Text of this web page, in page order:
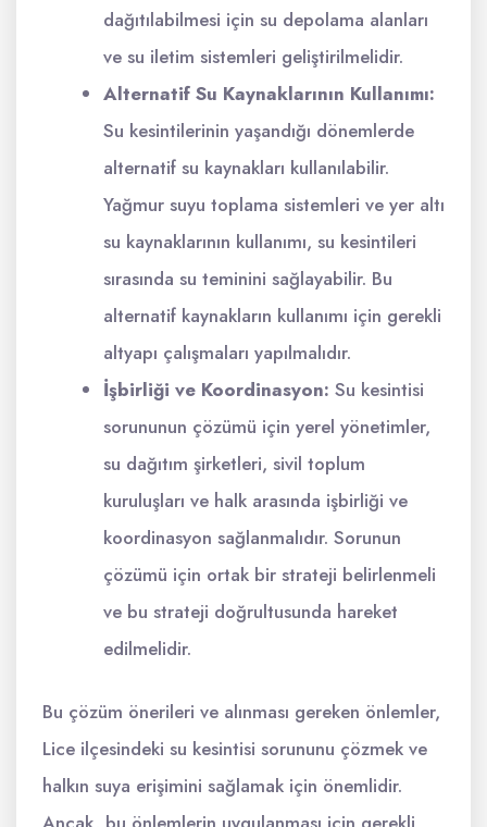
dağıtılabilmesi için su depolama alanları
ve su iletim sistemleri geliştirilmelidir.
Alternatif Su Kaynaklarının Kullanımı:
Su kesintilerinin yaşandığı dönemlerde
alternatif su kaynakları kullanılabilir.
Yağmur suyu toplama sistemleri ve yer altı
su kaynaklarının kullanımı, su kesintileri
sırasında su teminini sağlayabilir. Bu
alternatif kaynakların kullanımı için gerekli
altyapı çalışmaları yapılmalıdır.
İşbirliği ve Koordinasyon: Su kesintisi
sorununun çözümü için yerel yönetimler,
su dağıtım şirketleri, sivil toplum
kuruluşları ve halk arasında işbirliği ve
koordinasyon sağlanmalıdır. Sorunun
çözümü için ortak bir strateji belirlenmeli
ve bu strateji doğrultusunda hareket
edilmelidir.
Bu çözüm önerileri ve alınması gereken önlemler,
Lice ilçesindeki su kesintisi sorununu çözmek ve
halkın suya erişimini sağlamak için önemlidir.